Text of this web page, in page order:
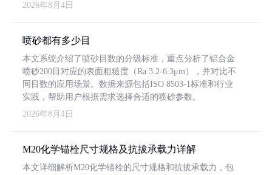
2026年8月4日
喷砂都有多少目
本文系统介绍了喷砂目数的分级标准，重点分析了铝合金
喷砂200目对应的表面粗糙度（Ra 3.2-6.3μm），并对比不
同目数的应用场景。数据来源包括ISO 8503-1标准和行业
实践，帮助用户根据需求选择合适的喷砂参数。
2026年8月4日
M20化学锚栓尺寸规格及抗拔承载力详解
本文详细解析M20化学锚栓的尺寸规格和抗拔承载力，包